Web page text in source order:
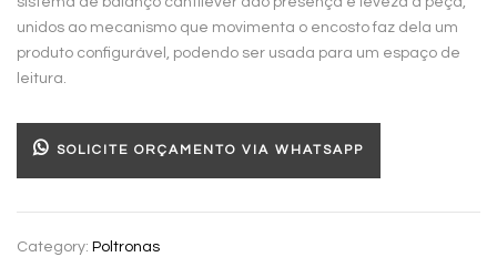
unidos ao mecanismo que movimenta o encosto faz dela um
produto configurável, podendo ser usada para um espaço de
leitura.
SOLICITE ORÇAMENTO VIA WHATSAPP
Category: Poltronas